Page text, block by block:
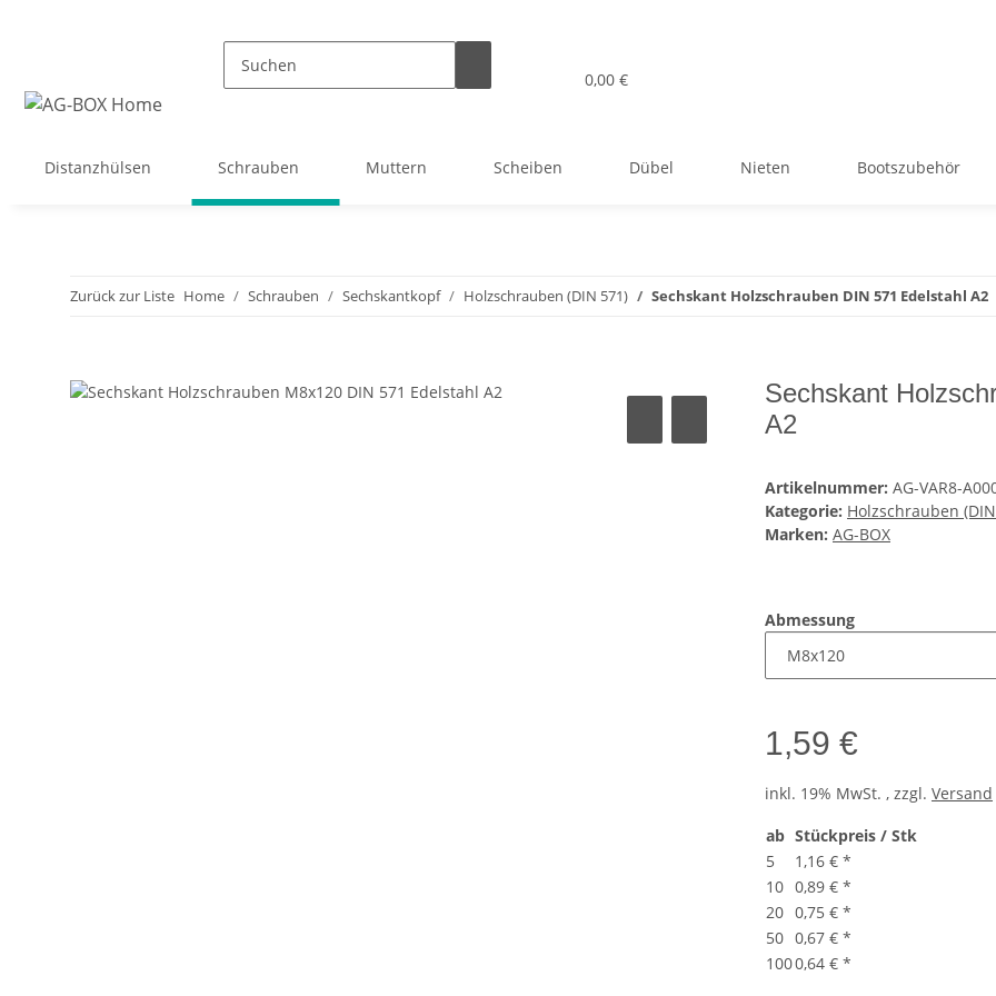
0,00 €
Distanzhülsen Schrauben Muttern Scheiben Dübel Nieten Bootszubehör
Zurück zur Liste Home Schrauben Sechskantkopf Holzschrauben (DIN 571) Sechskant Holzschrauben DIN 571 Edelstahl A2
Sechskant
A2
Artikelnummer: AG-VAR8-
Kategorie: Holzschrauben
Marken: AG-BOX
Abmessung
1,59 €
inkl. 19% MwSt. , zzgl. Versand
ab Stückpreis / Stk
5
1,16 € *
10 0,89 € *
20 0,75 € *
50 0,67 € *
1000,64 € *